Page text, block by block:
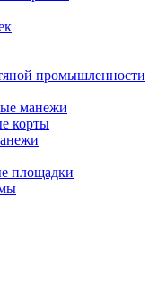
промышленности
манежи
корты
площадки